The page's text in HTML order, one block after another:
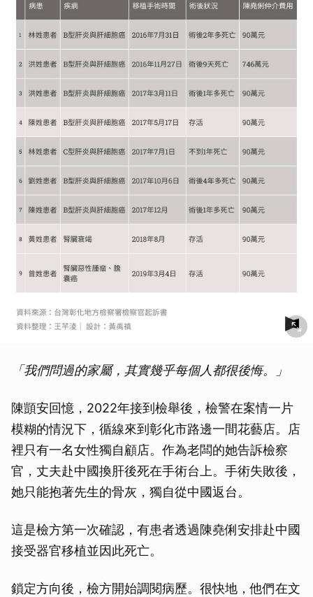
「我們問過的家屬，其實幾乎每個人都很後悔。」
陳顗安回憶，2022年接到檢舉後，檢警在案情一片
模糊的情況下，循線來到彰化市路邊一間花藝店。店
裡只有一名女性獨自顧店。作為老闆的她告訴檢察
官，丈夫赴中國換肝後死在手術台上。手術失敗後，
她只能抱著先生的骨灰，獨自從中國返台。
這是檢方第一次確認，有患者透過陳堯俐安排赴中國
接受器官移植並因此死亡。
鎖定方向後，檢方開始調閱病歷。很快地，他們在文